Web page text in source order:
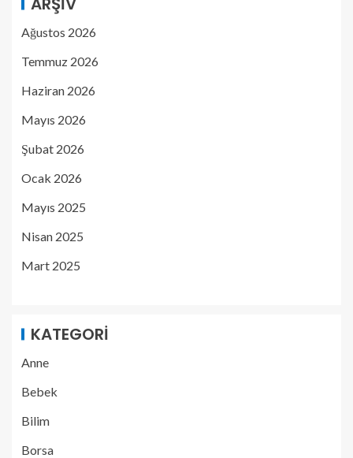
Ağustos 2026
Temmuz 2026
Haziran 2026
Mayıs 2026
Şubat 2026
Ocak 2026
Mayıs 2025
Nisan 2025
Mart 2025
KATEGORI
Anne
Bebek
Bilim
Borsa